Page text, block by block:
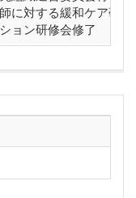
に対する緩和ケア研修
ョン研修会修了